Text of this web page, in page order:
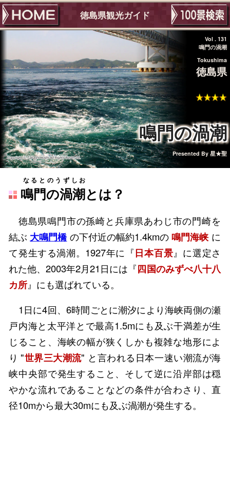
徳島県観光ガイド
Vol . 131
鳴門の渦潮
Tokushima
徳島県
鳴門の渦潮
Presented By 星★聖
鳴門の渦潮
なるとのうずしお
とは？
徳島県鳴門市の孫崎と兵庫県あわじ市の門崎を
結ぶ 大鳴門橋の下付近の幅約1.4kmの鳴門海峡 に
て発生する渦潮。1927年に『日本百景』に選定さ
れた他、2003年2月21日には『四国のみずべ八十八
カ所』にも選ばれている。
1日に4回、6時間ごとに潮汐により海峡両側の瀬
戸内海と太平洋とで最高1.5mにも及ぶ干満差が生
じること、海峡の幅が狭くしかも複雑な地形によ
り "世界三大潮流" と言われる日本一速い潮流が海
峡中央部で発生すること、そして逆に沿岸部は穏
やかな流れであることなどの条件が合わさり、直
径10mから最大30mにも及ぶ渦潮が発生する。